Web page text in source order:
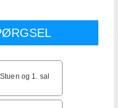
Stuen og 1. sal